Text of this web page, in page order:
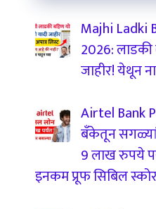
Majhi Ladki
2026: लाडकी
जाहीर! येथून
Airtel Bank
बँकेतून
9 लाख रुपये
इनकम प्रूफ सिबिल